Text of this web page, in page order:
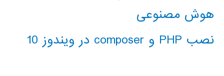
هوش مصنوعی
نصب PHP و composer در ویندوز 10